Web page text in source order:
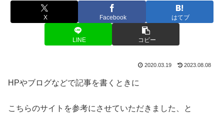
X Facebook はてブ
LINE コピー
2020.03.19 2023.08.08
HPやブログなどで記事を書くときに
こちらのサイトを参考にさせていただきました、と